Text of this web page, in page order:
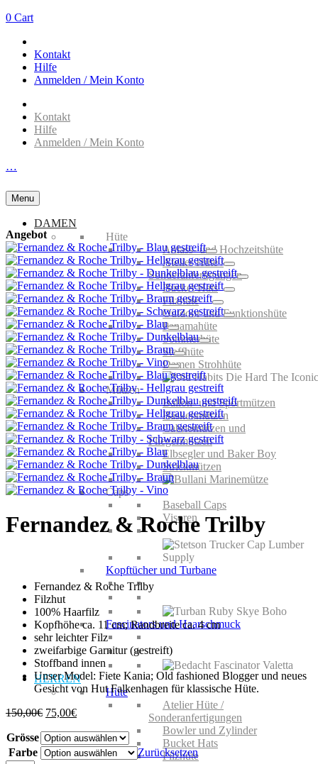
0 Cart
Kontakt
Hilfe
Anmelden / Mein Konto
Kontakt
Hilfe
Anmelden / Mein Konto
…
Menu
DAMEN
Hüte
Anlass- und Hochzeitshüte
Atelier Hüte /
Sonderanfertigungen
Bucket Hats
Filzhüte
Outdoor und Funktionshüte
Panamahüte
Sommerhüte
Stoffhüte
Damen Strohhüte
Mützen
Ballon- und Sportmützen
Baskenmützen
Cabriomützen und
Fliegermützen
Elbsegler und Baker Boy
Strickmützen
Caps
Baseball Caps
Visoren
Kopftücher und Turbane
Fascinators und Haarschmuck
HERREN
Hüte
Atelier Hüte /
Sonderanfertigungen
Bowler und Zylinder
Bucket Hats
Filzhüte
Angebot
Fernandez & Roche Trilby
Fernandez & Roche Trilby
Filzhut
100% Haarfilz
Kopfhöhe ca. 11 cm; Randbreite ca. 4 cm
sehr leichter Filz
zweifarbige Garnitur (gestreift)
Stoffband innen
Unser Model: Fiete Kania; Old fashioned Blogger und neues
Gesicht von Hut Falkenhagen für klassische Hüte.
150,00€ Ursprünglicher
war:
150,00€
75,00€Aktueller
ist:
75,00€.
Grösse
Farbe
Zurücksetzen